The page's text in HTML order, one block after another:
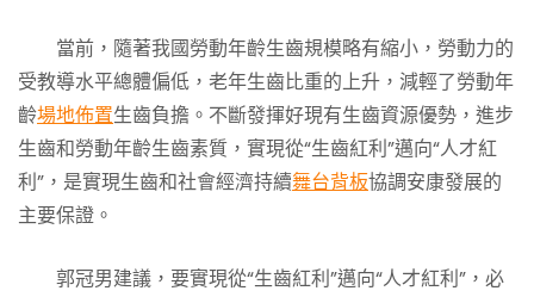
當前，隨著我國勞動年齡生齒規模略有縮小，勞動力的
受教導水平總體偏低，老年生齒比重的上升，減輕了勞動年
齡場地佈置生齒負擔。不斷發揮好現有生齒資源優勢，進步
生齒和勞動年齡生齒素質，實現從“生齒紅利”邁向“人才紅
利”，是實現生齒和社會經濟持續舞台背板協調安康發展的
主要保證。
郭冠男建議，要實現從“生齒紅利”邁向“人才紅利”，必